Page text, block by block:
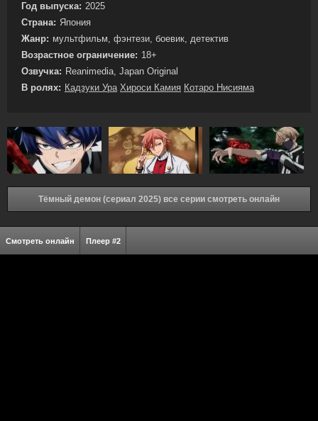
Год выпуска: 2025
Страна: Япония
Жанр: мультфильм, фэнтези, боевик, детектив
Возрастное ограничение: 18+
Озвучка: Reanimedia, Japan Original
В ролях: Кадзуки Ура Хироси Камия Котаро Нисияма
Тёмный демон (сериал 2025) все серии смотреть онлайн
Смотреть онлайн Плеер #2